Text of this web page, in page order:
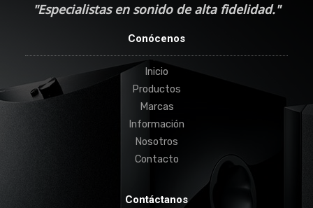
"Especialistas en sonido de alta fidelidad."
Conócenos
Inicio
Productos
Marcas
Información
Nosotros
Contacto
Contáctanos